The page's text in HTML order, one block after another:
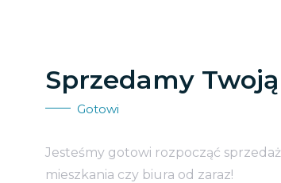
Sprzedamy
Gotowi
Jesteśmy gotowi rozpocząć
mieszkania czy biura od zaraz!